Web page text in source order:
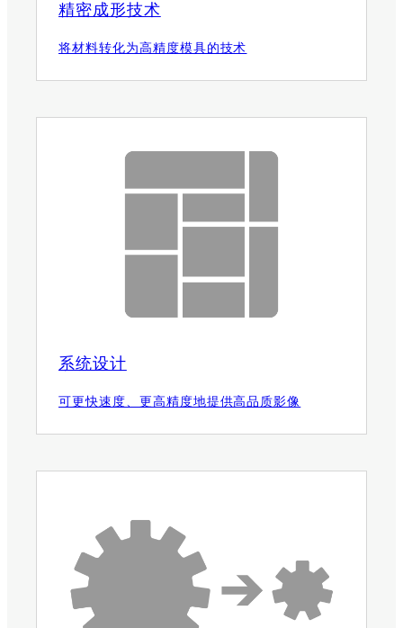
精密成形技术
将材料转化为高精度模具的技术
系统设计
可更快速度、更高精度地提供高品质影像